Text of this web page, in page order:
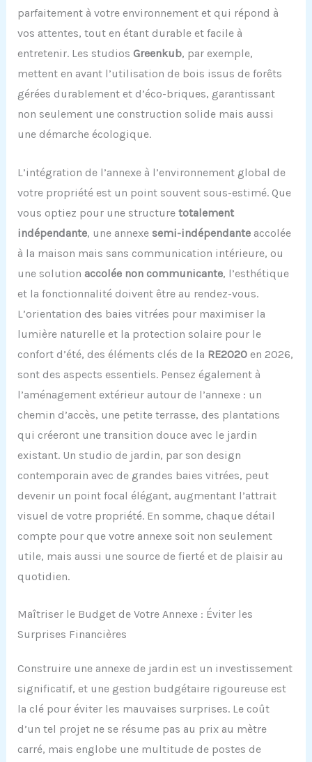
parfaitement à votre environnement et qui répond à
vos attentes, tout en étant durable et facile à
entretenir. Les studios Greenkub, par exemple,
mettent en avant l’utilisation de bois issus de forêts
gérées durablement et d’éco-briques, garantissant
non seulement une construction solide mais aussi
une démarche écologique.
L’intégration de l’annexe à l’environnement global de
votre propriété est un point souvent sous-estimé. Que
vous optiez pour une structure totalement
indépendante, une annexe semi-indépendanteaccolée
à la maison mais sans communication intérieure, ou
une solution accolée non communicante, l’esthétique
et la fonctionnalité doivent être au rendez-vous.
L’orientation des baies vitrées pour maximiser la
lumière naturelle et la protection solaire pour le
confort d’été, des éléments clés de la RE2020en 2026,
sont des aspects essentiels. Pensez également à
l’aménagement extérieur autour de l’annexe : un
chemin d’accès, une petite terrasse, des plantations
qui créeront une transition douce avec le jardin
existant. Un studio de jardin, par son design
contemporain avec de grandes baies vitrées, peut
devenir un point focal élégant, augmentant l’attrait
visuel de votre propriété. En somme, chaque détail
compte pour que votre annexe soit non seulement
utile, mais aussi une source de fierté et de plaisir au
quotidien.
Maîtriser le Budget de Votre Annexe : Éviter les
Surprises Financières
Construire une annexe de jardin est un investissement
significatif, et une gestion budgétaire rigoureuse est
la clé pour éviter les mauvaises surprises. Le coût
d’un tel projet ne se résume pas au prix au mètre
carré, mais englobe une multitude de postes de